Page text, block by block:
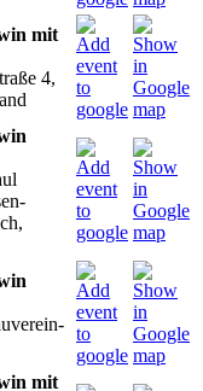
mit
4,
mit